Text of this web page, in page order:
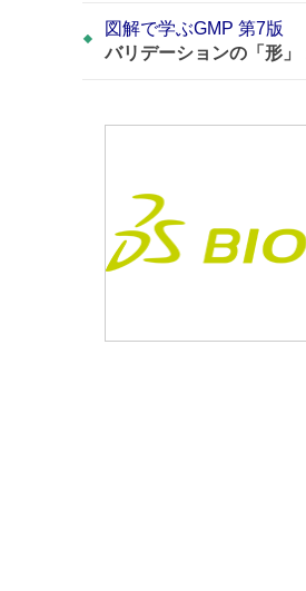
図解で学ぶGMP 第7版
バリデーションの「形」